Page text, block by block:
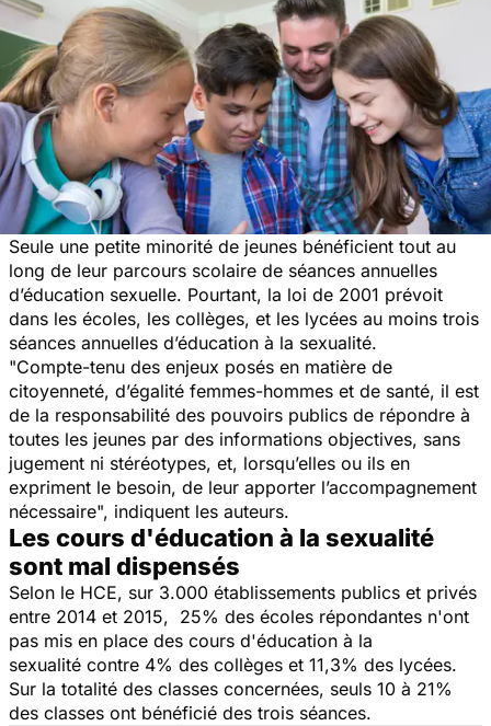
Seule une petite minorité de jeunes bénéficient tout au
long de leur parcours scolaire de séances annuelles
d’éducation sexuelle. Pourtant, la loi de 2001 prévoit
dans les écoles, les collèges, et les lycées au moins trois
séances annuelles d’éducation à la sexualité.
"Compte-tenu des enjeux posés en matière de
citoyenneté, d’égalité femmes-hommes et de santé, il est
de la responsabilité des pouvoirs publics de répondre à
toutes les jeunes par des informations objectives, sans
jugement ni stéréotypes, et, lorsqu’elles ou ils en
expriment le besoin, de leur apporter l’accompagnement
nécessaire", indiquent les auteurs.
Les cours d'éducation à la sexualité
sont mal dispensés
Selon le HCE, sur 3.000 établissements publics et privés
entre 2014 et 2015, 25% des écoles répondantes n'ont
pas mis en place des cours d'éducation à la
sexualité contre 4% des collèges et 11,3% des lycées.
Sur la totalité des classes concernées, seuls 10 à 21%
des classes ont bénéficié des trois séances.